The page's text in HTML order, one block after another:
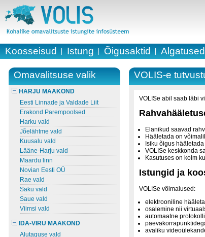
Koosseisud Istung Õigusaktid Algatused
Omavalitsuse valik
HARJU MAAKOND
Eesti Linnade ja Valdade Liit
Erakond Parempoolsed
Harku vald
Jõelähtme vald
Kuusalu vald
Lääne-Harju vald
Maardu linn
Novian Eesti OÜ
Rae vald
Saku vald
Saue vald
Viimsi vald
IDA-VIRU MAAKOND
Alutaguse vald
VOLIS-e
VOLISe abil saab läbi
Elanikud saavad
Hääletada on
Isiku õigus
VOLISe keskkonda
Kasutuses on kolm
Istungid ja
VOLISe võimalused:
elektrooniline
osalemine nii
automaatne
avaliku